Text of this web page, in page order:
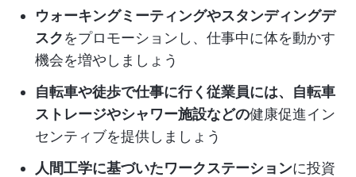
ウォーキングミーティングやスタンディングデ
スクをプロモーションし、仕事中に体を動かす
機会を増やしましょう
自転車や徒歩で仕事に行く従業員には、自転車
ストレージやシャワー施設などの健康促進イン
センティブを提供しましょう
人間工学に基づいたワークステーションに投資